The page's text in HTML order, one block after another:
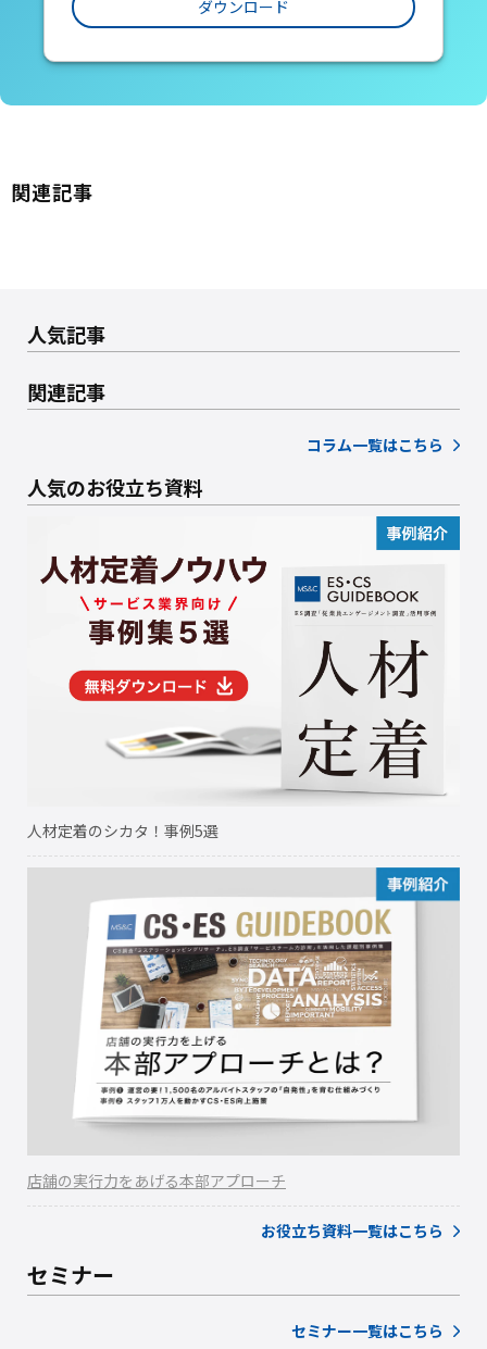
ダウンロード
関連記事
人気記事
関連記事
コラム一覧はこちら
人気のお役立ち資料
人材定着のシカタ！事例5選
店舗の実行力をあげる本部アプローチ
お役立ち資料一覧はこちら
セミナー
セミナー一覧はこちら